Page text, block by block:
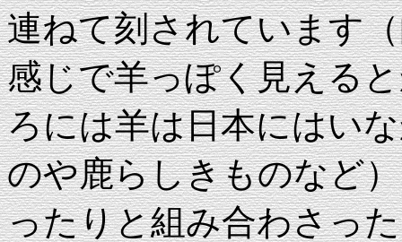
連ねて刻されています
感じで羊っぽく見える
ろには羊は日本にはい
のや鹿らしきものなど
ったりと組み合わさっ